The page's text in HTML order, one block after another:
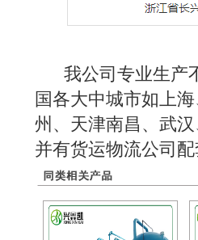
我公司专业生产
国各大中城市如上
州、天津南昌、武
并有货运物流公司